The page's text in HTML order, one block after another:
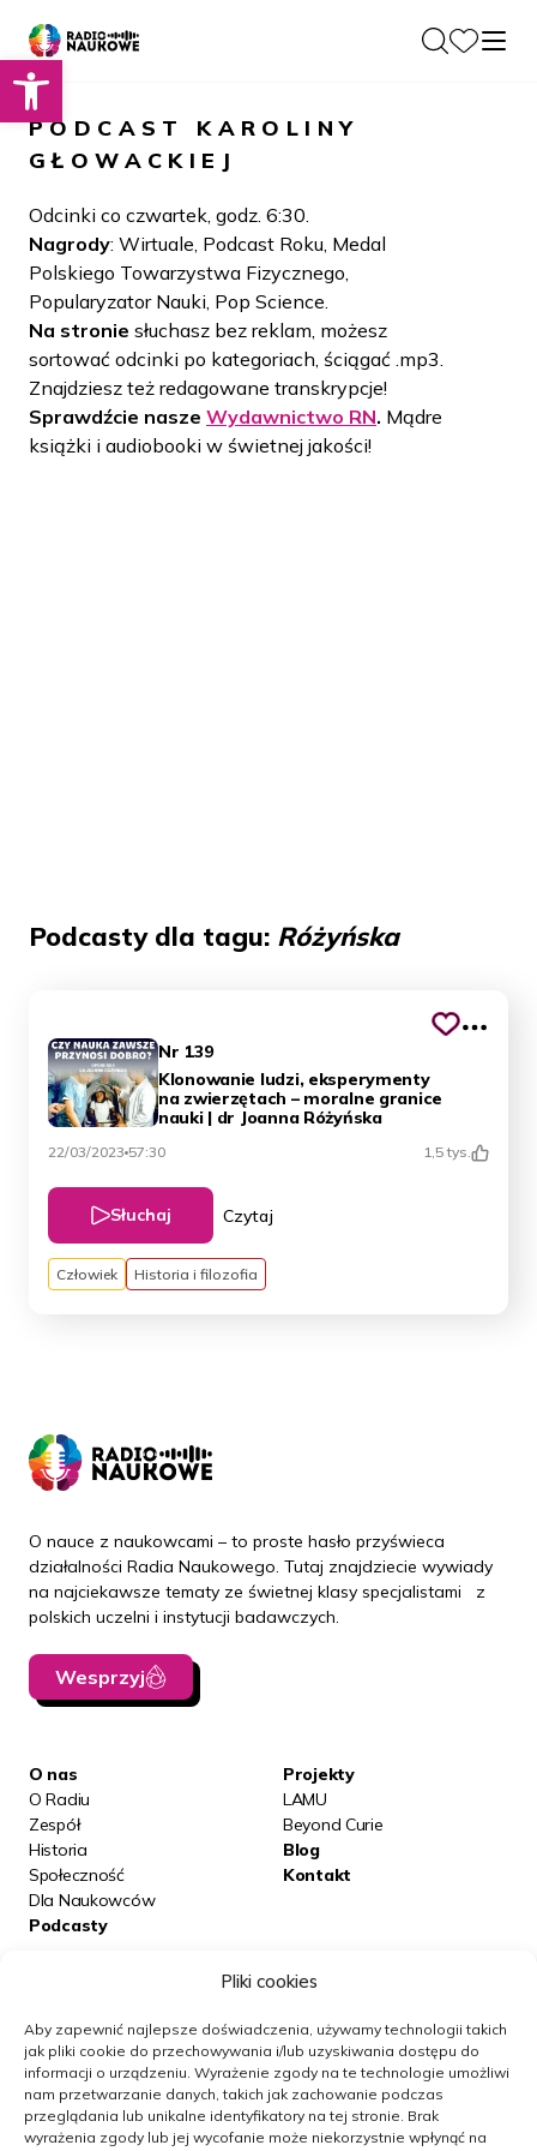
Otwórz pasek narzędzi
Pliki cookies
Aby zapewnić najlepsze doświadczenia, używamy technologii takich
jak pliki cookie do przechowywania i/lub uzyskiwania dostępu do
informacji o urządzeniu. Wyrażenie zgody na te technologie umożliwi
nam przetwarzanie danych, takich jak zachowanie podczas
przeglądania lub unikalne identyfikatory na tej stronie. Brak
wyrażenia zgody lub jej wycofanie może niekorzystnie wpłynąć na
O nas
O Radiu
Zespół
Historia
Społeczność
Dla Naukowców
Podcasty
Projekty
LAMU
Beyond Curie
Blog
Kontakt
Wydawnictwo
PODCAST
KAROLINY
GŁOWACKIEJ
Odcinki co czwartek, godz. 6:30.
Nagrody: Wirtuale, Podcast Roku, Medal
Polskiego Towarzystwa Fizycznego,
Popularyzator Nauki, Pop Science.
Na stronie słuchasz bez reklam, możesz
sortować odcinki po kategoriach, ściągać .mp3.
Znajdziesz też redagowane transkrypcje!
Sprawdźcie nasze Wydawnictwo RN. Mądre
książki i audiobooki w świetnej jakości!
Podcasty dla tagu: Różyńska
Nr 139
Klonowanie ludzi, eksperymenty
na zwierzętach – moralne granice
nauki | dr Joanna Różyńska
22/03/2023 57:30 1,5 tys.
Słuchaj Czytaj
Człowiek Historia i filozofia
O nauce z naukowcami – to proste hasło przyświeca
działalności Radia Naukowego. Tutaj znajdziecie wywiady
na najciekawsze tematy ze świetnej klasy specjalistami z
polskich uczelni i instytucji badawczych.
Wesprzyj
O nas
O Radiu
Zespół
Historia
Społeczność
Dla Naukowców
Podcasty
Projekty
LAMU
Beyond Curie
Blog
Kontakt
Obserwuj nas